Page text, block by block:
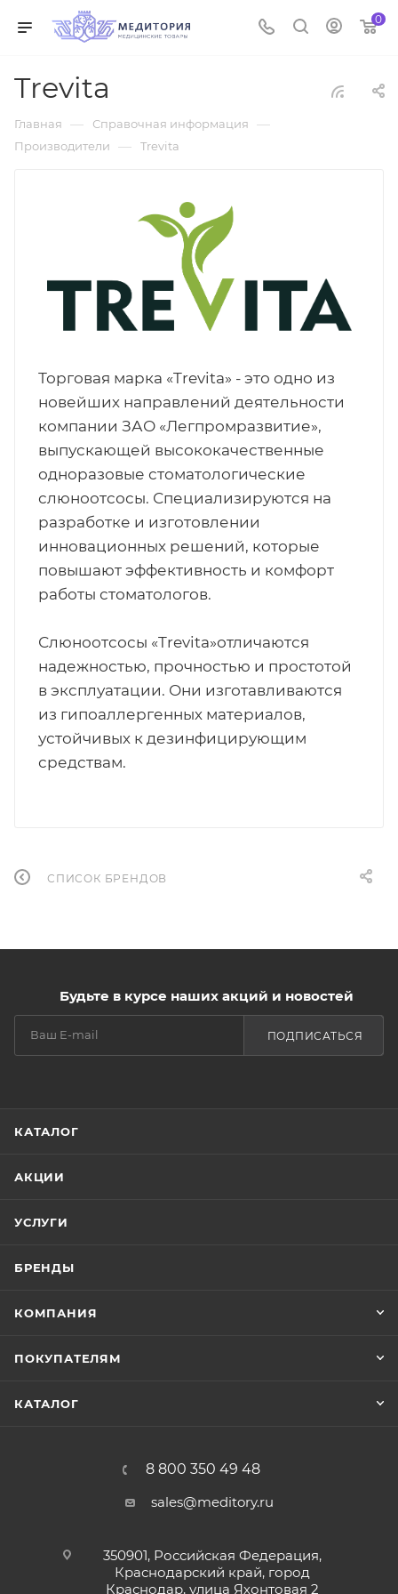
0
Trevita
Главная — Справочная информация —
Производители — Trevita
Торговая марка «Trevita» - это одно из
новейших направлений деятельности
компании ЗАО «Легпромразвитие»,
выпускающей высококачественные
одноразовые стоматологические
слюноотсосы. Специализируются на
разработке и изготовлении
инновационных решений, которые
повышают эффективность и комфорт
работы стоматологов.
Слюноотсосы «Trevita»отличаются
надежностью, прочностью и простотой
в эксплуатации. Они изготавливаются
из гипоаллергенных материалов,
устойчивых к дезинфицирующим
средствам.
СПИСОК БРЕНДОВ
Будьте в курсе наших акций и новостей
ПОДПИСАТЬСЯ
КАТАЛОГ
АКЦИИ
УСЛУГИ
БРЕНДЫ
КОМПАНИЯ
ПОКУПАТЕЛЯМ
КАТАЛОГ
8 800 350 49 48
sales@meditory.ru
350901, Российская Федерация,
Краснодарский край, город
Краснодар, улица Яхонтовая 2